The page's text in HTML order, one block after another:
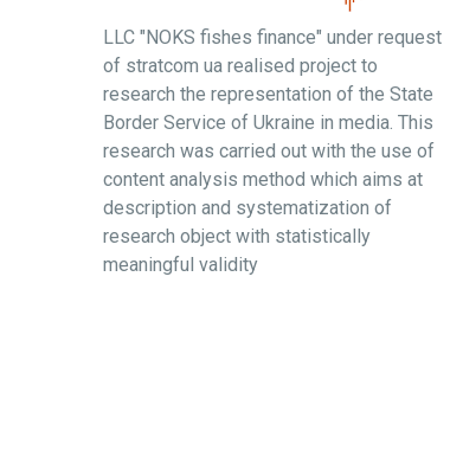
LLC "NOKS fishes finance" under request
of stratcom ua realised project to
research the representation of the State
Border Service of Ukraine in media. This
research was carried out with the use of
content analysis method which aims at
description and systematization of
research object with statistically
meaningful validity